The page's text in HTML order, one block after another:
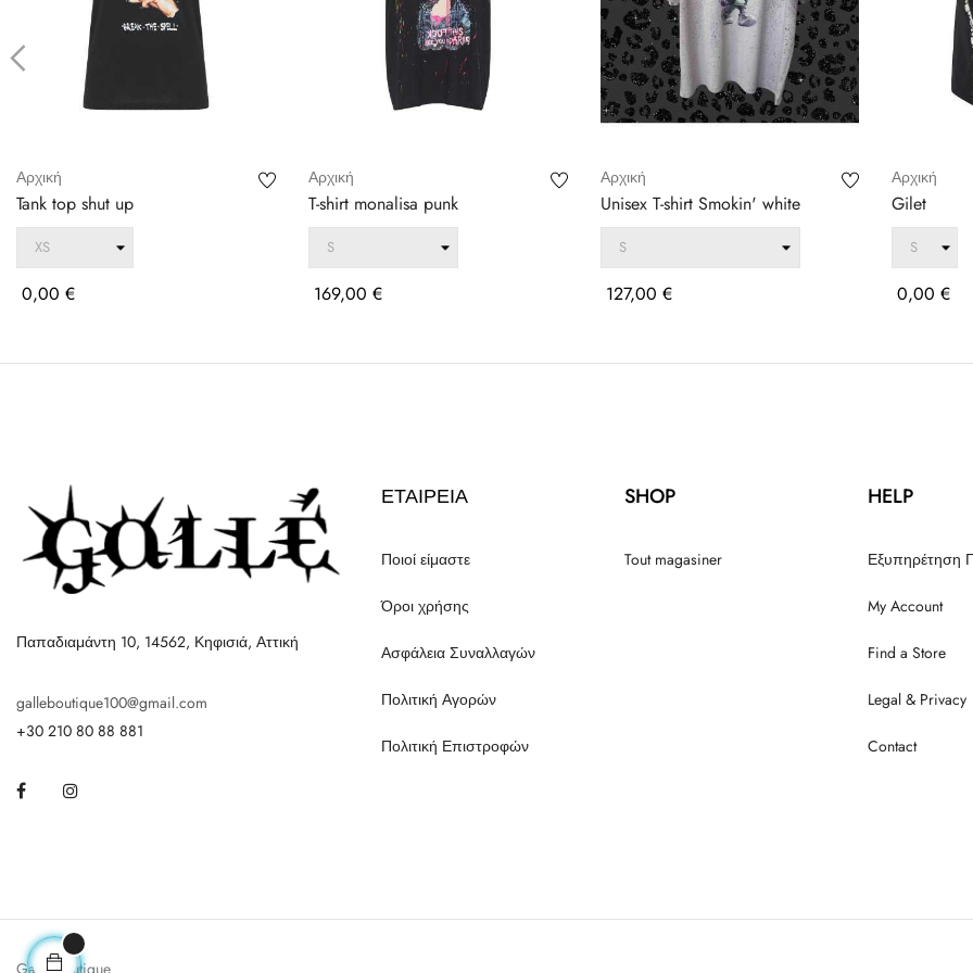
Αρχική
Tank top shut up
Τιμή
0,00 €
Αρχική
T-shirt monalisa punk
Τιμή
169,00 €
Αρχική
Unisex T-shirt Smokin' white
Τιμή
127,00 €
Αρχική
Gilet
Τιμή
0,00 €
Παπαδιαμάντη 10, 14562, Κηφισιά, Αττική
galleboutique100@gmail.com
+30 210 80 88 881
Facebook
ΕΤΑΙΡΕΊΑ
Ποιοί είμαστε
Όροι χρήσης
Ασφάλεια Συναλλαγών
Πολιτική Αγορών
Πολιτική Επιστροφών
SHOP
Tout magasiner
HELP
Εξυπηρέτηση
My Account
Find a Store
Legal & Privacy
Contact